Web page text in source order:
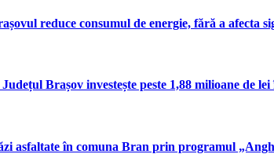
reduce consumul de energie, fără a afecta
Brașov investește peste 1,88 milioane de
asfaltate în comuna Bran prin programul